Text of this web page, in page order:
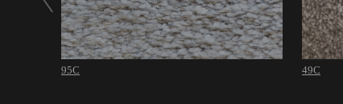
95C 49C